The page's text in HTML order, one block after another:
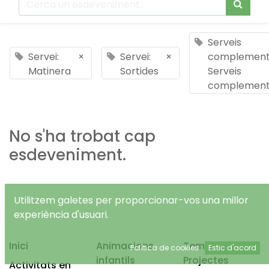
Servei:
Matinera
×
Servei:
Sortides
×
Serveis
Serveis
No s'ha trobat cap
esdeveniment.
Inici
Activitats en
Animacions
infantils
Temps Lliure
Projectes
Utilitzem galetes per proporcionar-vos una millor
experiència d'usuari.
Política de cookies Estic d'acord